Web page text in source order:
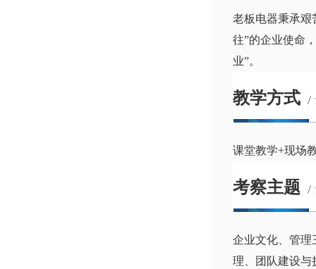
老板电器秉承艰
往”的企业使命
业”。
教学方式 /
课堂教学+现场
考察主题 /
企业文化、管理
理、团队建设与